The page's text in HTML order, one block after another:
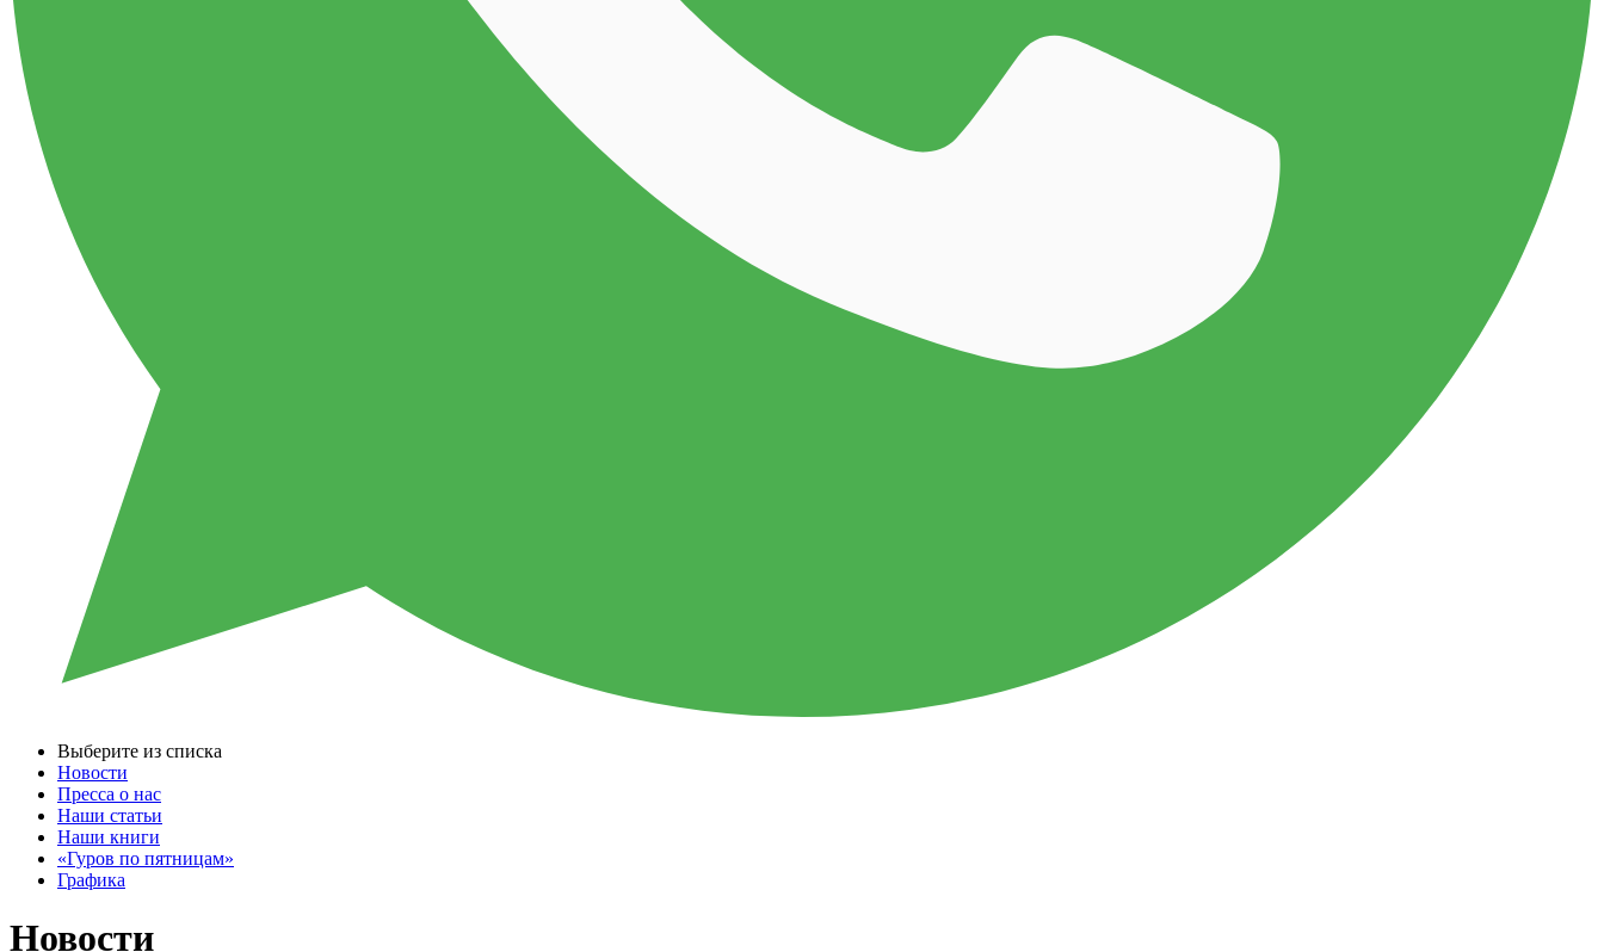
Выберите из списка
Новости
Пресса о нас
Наши статьи
Наши книги
«Гуров по пятницам»
Графика
Новости